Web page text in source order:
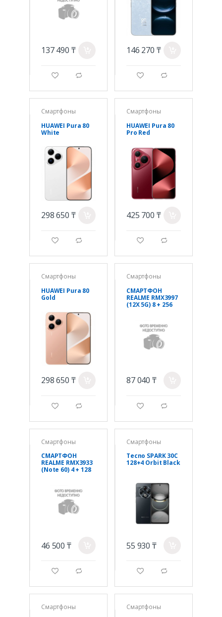
137 490 ₸
g d
146 270 ₸
g d
Смартфоны
HUAWEI Pura 80
White
298 650 ₸
g d
Смартфоны
HUAWEI Pura 80
Pro Red
425 700 ₸
g d
Смартфоны
HUAWEI Pura 80
Gold
298 650 ₸
g d
Смартфоны
СМАРТФОН
REALME RMX3997
(12X 5G) 8 + 256
87 040 ₸
g d
Смартфоны
СМАРТФОН
REALME RMX3933
(Note 60) 4 + 128
ЫЙ ЧЁРНЫЙ
46 500 ₸
g d
Смартфоны
Tecno SPARK 30C
128+4 Orbit Black
55 930 ₸
g d
Смартфоны
Смартфоны